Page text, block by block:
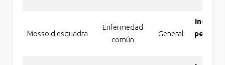
Mosso d'esquadra
Enfermedad
común
General